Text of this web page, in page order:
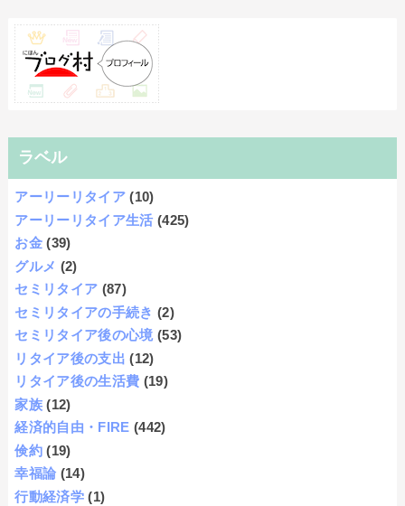
ラベル
アーリーリタイア (10)
アーリーリタイア生活 (425)
お金 (39)
グルメ (2)
セミリタイア (87)
セミリタイアの手続き (2)
セミリタイア後の心境 (53)
リタイア後の支出 (12)
リタイア後の生活費 (19)
家族 (12)
経済的自由・FIRE (442)
倹約 (19)
幸福論 (14)
行動経済学 (1)